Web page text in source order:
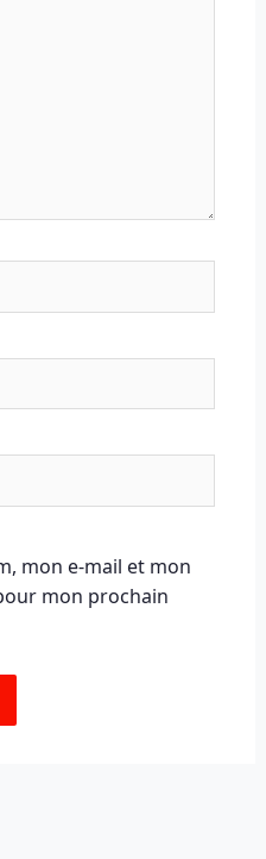
mon e-mail et mon
mon prochain